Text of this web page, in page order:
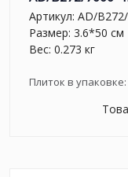
Артикул: AD/
Размер: 3.6*50 см
Вес: 0.273 кг
Плиток в упаковке: